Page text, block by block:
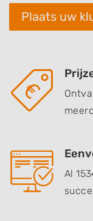
Plaats uw
Al